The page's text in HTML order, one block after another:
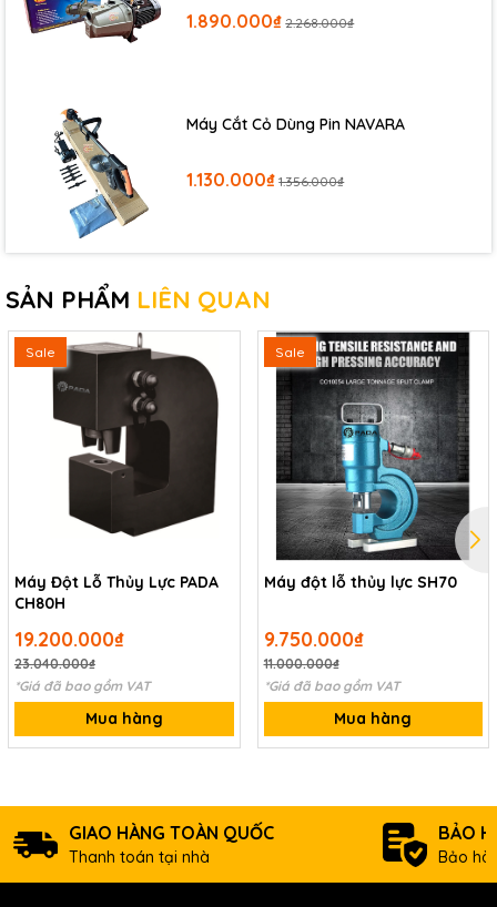
1.890.000₫ 2.268.000₫
Máy Cắt Cỏ Dùng Pin NAVARA
1.130.000₫ 1.356.000₫
SẢN PHẨM LIÊN QUAN
Sale
Máy Đột Lỗ Thủy Lực PADA
CH80H
19.200.000₫
23.040.000₫
*Giá đã bao gồm VAT
Mua hàng
Sale
Máy đột lỗ thủy lực SH70
9.750.000₫
11.000.000₫
*Giá đã bao gồm VAT
Mua hàng
GIAO HÀNG TOÀN QUỐC
Thanh toán tại nhà
BẢO
Bảo